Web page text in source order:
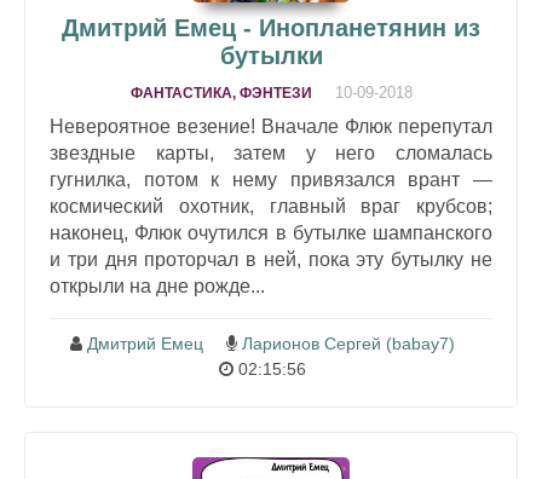
Дмитрий Емец - Инопланетянин из
бутылки
ФАНТАСТИКА, ФЭНТЕЗИ 10-09-2018
Невероятное везение! Вначале Флюк перепутал
звездные карты, затем у него сломалась
гугнилка, потом к нему привязался врант —
космический охотник, главный враг крубсов;
наконец, Флюк очутился в бутылке шампанского
и три дня проторчал в ней, пока эту бутылку не
открыли на дне рожде...
Дмитрий Емец
Ларионов Сергей (babay7)
02:15:56